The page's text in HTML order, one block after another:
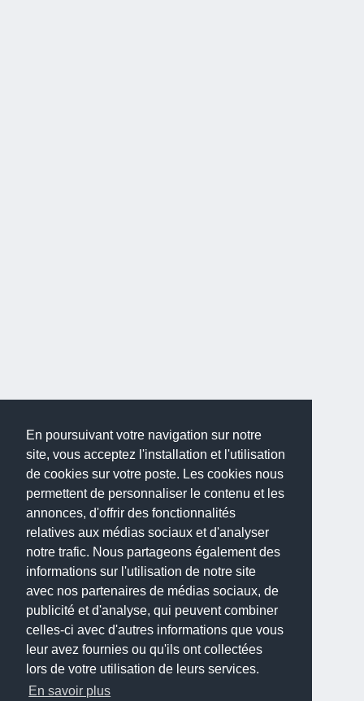
En poursuivant votre navigation sur notre
site, vous acceptez l'installation et l'utilisation
de cookies sur votre poste. Les cookies nous
permettent de personnaliser le contenu et les
annonces, d'offrir des fonctionnalités
relatives aux médias sociaux et d'analyser
notre trafic. Nous partageons également des
informations sur l'utilisation de notre site
avec nos partenaires de médias sociaux, de
publicité et d'analyse, qui peuvent combiner
celles-ci avec d'autres informations que vous
leur avez fournies ou qu'ils ont collectées
lors de votre utilisation de leurs services.
En savoir plus